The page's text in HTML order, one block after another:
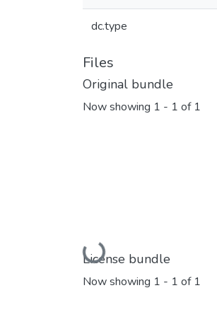
dc.type
Files
Original bundle
Now showing 1 - 1 of 1
Loading...
License bundle
Now showing 1 - 1 of 1